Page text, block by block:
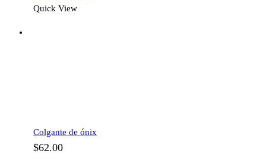
Quick View
Colgante de ónix
$62.00